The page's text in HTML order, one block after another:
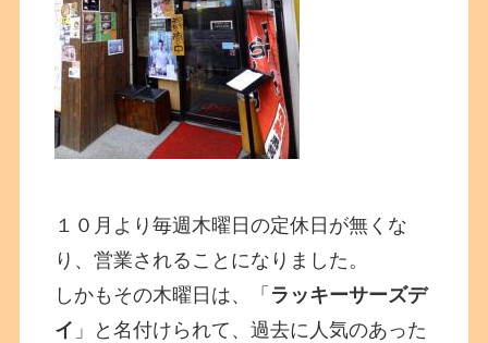
１０月より毎週木曜日の定休日が無くな
り、営業されることになりました。
しかもその木曜日は、「 ラッキーサーズデ
イ 」と名付けられて、過去に人気のあった